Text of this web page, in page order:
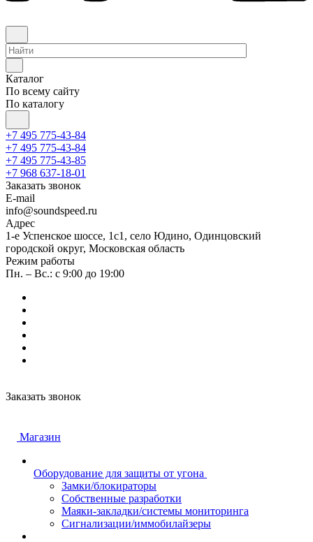
Каталог
По всему сайту
По каталогу
+7 495 775-43-84
+7 495 775-43-84
+7 495 775-43-85
+7 968 637-18-01
Заказать звонок
E-mail
info@soundspeed.ru
Адрес
1-е Успенское шоссе, 1с1, село Юдино, Одинцовский
городской округ, Московская область
Режим работы
Пн. – Вс.: с 9:00 до 19:00
Заказать звонок
Магазин
Оборудование для защиты от угона
Замки/блокираторы
Собственные разработки
Маяки-закладки/системы мониторинга
Сигнализации/иммобилайзеры